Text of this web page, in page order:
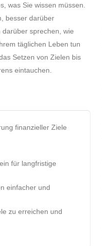
was Sie wissen müssen.
besser darüber
sprechen, wie
täglichen Leben tun
Setzen von Zielen bis
eintauchen.
finanzieller Ziele
für langfristige
einfacher und
zu erreichen und